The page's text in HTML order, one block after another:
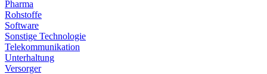
Pharma
Rohstoffe
Software
Sonstige Technologie
Telekommunikation
Unterhaltung
Versorger